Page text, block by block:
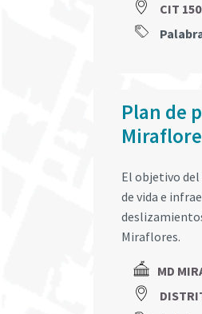
CIT
Plan de
El objetivo del
de vida e
Miraflores.
MD